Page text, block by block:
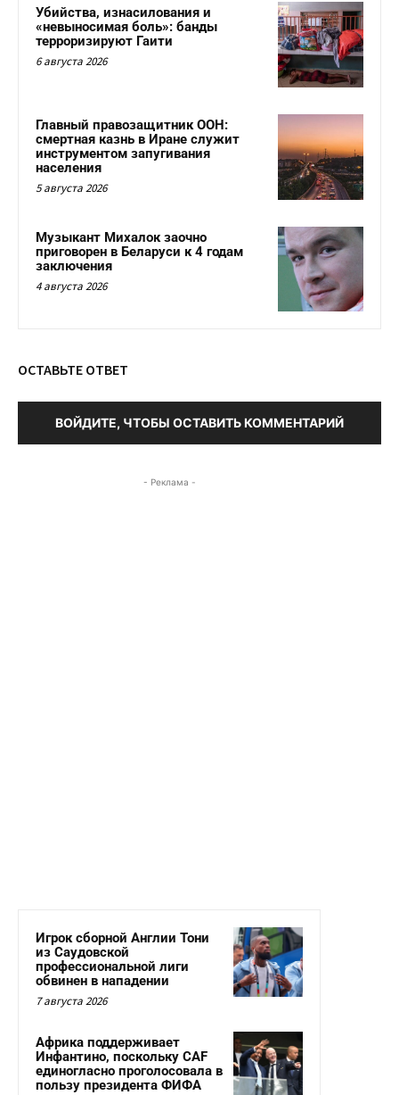
Убийства, изнасилования и
«невыносимая боль»: банды
терроризируют Гаити
6 августа 2026
Главный правозащитник ООН:
смертная казнь в Иране служит
инструментом запугивания
населения
5 августа 2026
Музыкант Михалок заочно
приговорен в Беларуси к 4 годам
заключения
4 августа 2026
ОСТАВЬТЕ ОТВЕТ
ВОЙДИТЕ, ЧТОБЫ ОСТАВИТЬ КОММЕНТАРИЙ
- Реклама -
Игрок сборной Англии Тони
из Саудовской
профессиональной лиги
обвинен в нападении
7 августа 2026
Африка поддерживает
Инфантино, поскольку CAF
единогласно проголосовала в
пользу президента ФИФА